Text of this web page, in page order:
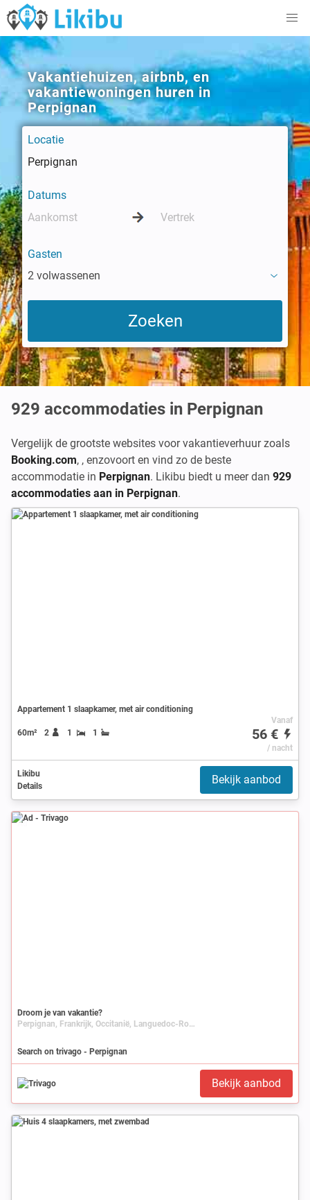
Vakantiehuizen, airbnb, en
vakantiewoningen huren in
Perpignan
Locatie
Datums
Gasten
2 volwassenen
929 accommodaties in Perpignan
Vergelijk de grootste websites voor vakantieverhuur zoals
Booking.com, , enzovoort en vind zo de beste
accommodatie in Perpignan. Likibu biedt u meer dan 929
accommodaties aan in Perpignan.
Appartement 1 slaapkamer, met air conditioning
60m² 2 1 1
Vanaf
56 €
/ nacht
Likibu
Details
Bekijk aanbod
Ad
Droom je van vakantie?
Perpignan, Frankrijk, Occitanië, Languedoc-Roussillon, Pyrénées-Orientales
Search on trivago - Perpignan
Bekijk aanbod